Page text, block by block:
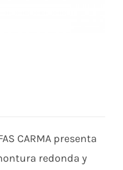
CARMA presenta
redonda y